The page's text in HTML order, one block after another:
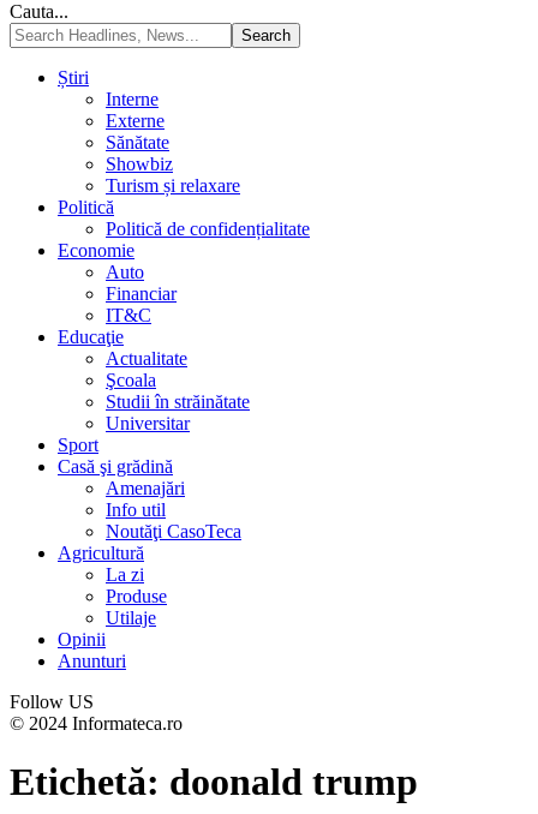
Cauta...
Știri
Interne
Externe
Sănătate
Showbiz
Turism și relaxare
Politică
Politică de confidențialitate
Economie
Auto
Financiar
IT&C
Educaţie
Actualitate
Şcoala
Studii în străinătate
Universitar
Sport
Casă şi grădină
Amenajări
Info util
Noutăţi CasoTeca
Agricultură
La zi
Produse
Utilaje
Opinii
Anunturi
Follow US
© 2024 Informateca.ro
Etichetă: doonald trump